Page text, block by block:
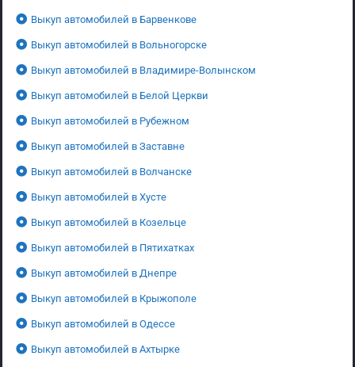
Выкуп автомобилей в Барвенкове
Выкуп автомобилей в Вольногорске
Выкуп автомобилей в Владимире-Волынском
Выкуп автомобилей в Белой Церкви
Выкуп автомобилей в Рубежном
Выкуп автомобилей в Заставне
Выкуп автомобилей в Волчанске
Выкуп автомобилей в Хусте
Выкуп автомобилей в Козельце
Выкуп автомобилей в Пятихатках
Выкуп автомобилей в Днепре
Выкуп автомобилей в Крыжополе
Выкуп автомобилей в Одессе
Выкуп автомобилей в Ахтырке